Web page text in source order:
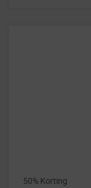
50% Korting